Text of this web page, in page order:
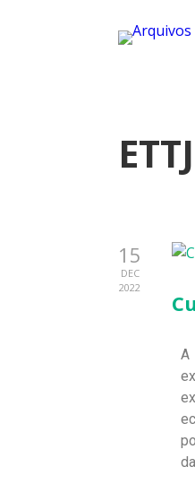
ETTJ
15
DEC
2022
A